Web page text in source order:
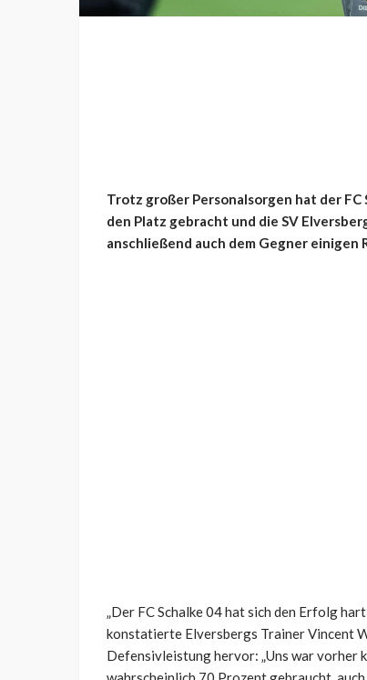
Trotz großer Personalsorgen hat der
den Platz gebracht und die SV
anschließend auch dem Gegner einigen
„Der FC Schalke 04 hat sich den Erfolg
konstatierte Elversbergs Trainer Vincent
Defensivleistung hervor: „Uns war vorher